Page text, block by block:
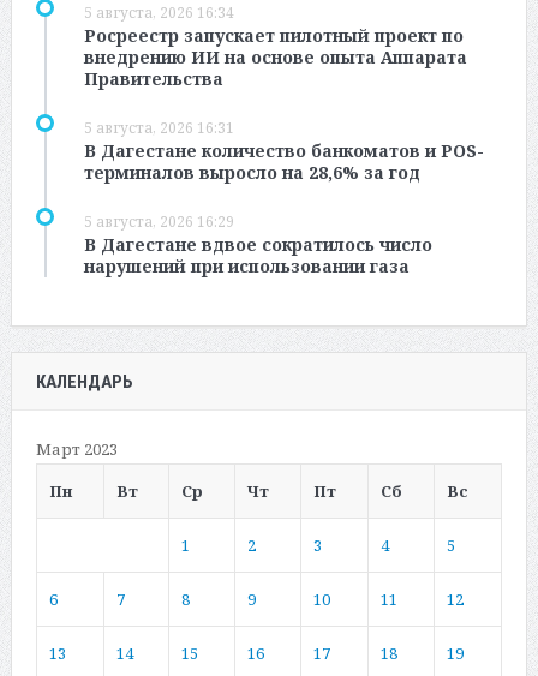
5 августа, 2026 16:34
Росреестр запускает пилотный проект по
внедрению ИИ на основе опыта Аппарата
Правительства
5 августа, 2026 16:31
В Дагестане количество банкоматов и POS-
терминалов выросло на 28,6% за год
5 августа, 2026 16:29
В Дагестане вдвое сократилось число
нарушений при использовании газа
КАЛЕНДАРЬ
Март 2023
Пн
Вт Ср Чт Пт Сб Вс
1 2 3 4 5
6 7 8 9 10 11 12
13 14 15 16 17 18 19